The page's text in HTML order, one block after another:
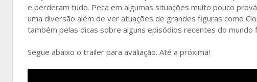
e perderam tudo. Peca em algumas situações muito pouco
uma diversão além de ver atuações de grandes figuras como
também pelas dicas sobre alguns episódios recentes do mundo
Segue abaixo o trailer para avaliação. Até a próxima!